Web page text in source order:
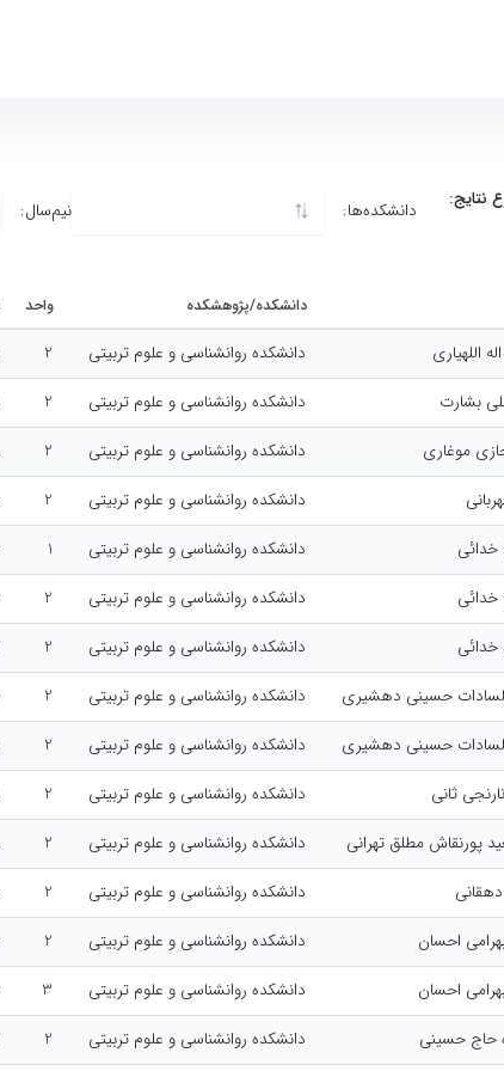
نتایج:
دانشکده‌ها: نیم‌سال:
دانشکده/پژوهشکده واحد
اللهیاری دانشکده روانشناسی و علوم تربیتی 2
بشارت دانشکده روانشناسی و علوم تربیتی 2
موغاری دانشکده روانشناسی و علوم تربیتی 2
دانشکده روانشناسی و علوم تربیتی 2
خدائی دانشکده روانشناسی و علوم تربیتی 1
خدائی دانشکده روانشناسی و علوم تربیتی 2
خدائی دانشکده روانشناسی و علوم تربیتی 2
حسینی دهشیری دانشکده روانشناسی و علوم تربیتی 2
حسینی دهشیری دانشکده روانشناسی و علوم تربیتی 2
ثانی دانشکده روانشناسی و علوم تربیتی 2
پورنقاش مطلق تهرانی دانشکده روانشناسی و علوم تربیتی 2
دانشکده روانشناسی و علوم تربیتی 2
احسان دانشکده روانشناسی و علوم تربیتی 2
احسان دانشکده روانشناسی و علوم تربیتی 3
حاج حسینی دانشکده روانشناسی و علوم تربیتی 2